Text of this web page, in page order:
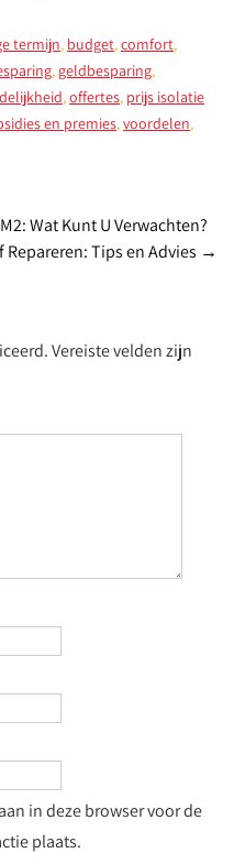
termijn, budget,comfort,
, geldbesparing,
,offertes, prijs isolatie
en premies,voordelen,
Wat Kunt U Verwachten?
Tips en Advies →
Vereiste velden zijn
in deze browser voor de
plaats.